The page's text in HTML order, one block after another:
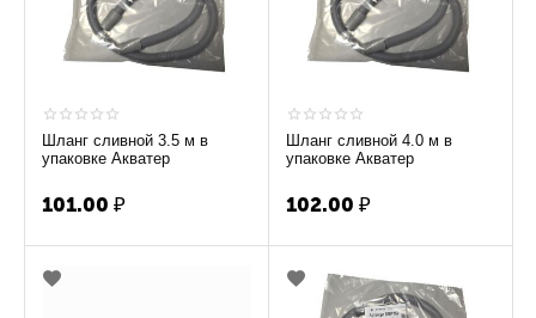
Шланг сливной 3.5 м в
упаковке Акватер
101.00 ₽
Шланг сливной 4.0 м в
упаковке Акватер
102.00 ₽